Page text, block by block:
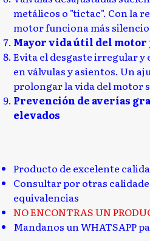
metálicos o "tictac". Con la
motor funciona más
Mayor vida útil del motor
Evita el desgaste irregular
en válvulas y asientos. Un
prolongar la vida del motor
Prevención de averías
elevados
Producto de excelente
Consultar por otras
equivalencias
NO ENCONTRAS UN
Mandanos un WHATSAPP